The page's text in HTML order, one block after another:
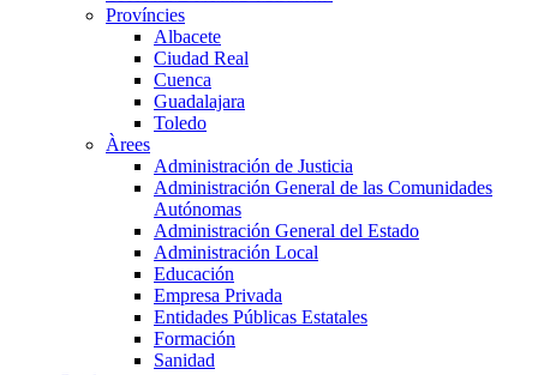
Províncies
Albacete
Ciudad Real
Cuenca
Guadalajara
Toledo
Àrees
Administración de Justicia
Administración General de las Comunidades
Autónomas
Administración General del Estado
Administración Local
Educación
Empresa Privada
Entidades Públicas Estatales
Formación
Sanidad